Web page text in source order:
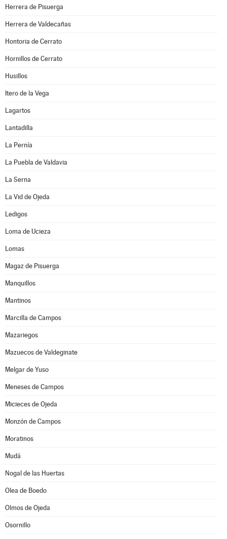
Herrera de Pisuerga
Herrera de Valdecañas
Hontoria de Cerrato
Hornillos de Cerrato
Husillos
Itero de la Vega
Lagartos
Lantadilla
La Pernía
La Puebla de Valdavia
La Serna
La Vid de Ojeda
Ledigos
Loma de Ucieza
Lomas
Magaz de Pisuerga
Manquillos
Mantinos
Marcilla de Campos
Mazariegos
Mazuecos de Valdeginate
Melgar de Yuso
Meneses de Campos
Micieces de Ojeda
Monzón de Campos
Moratinos
Mudá
Nogal de las Huertas
Olea de Boedo
Olmos de Ojeda
Osornillo